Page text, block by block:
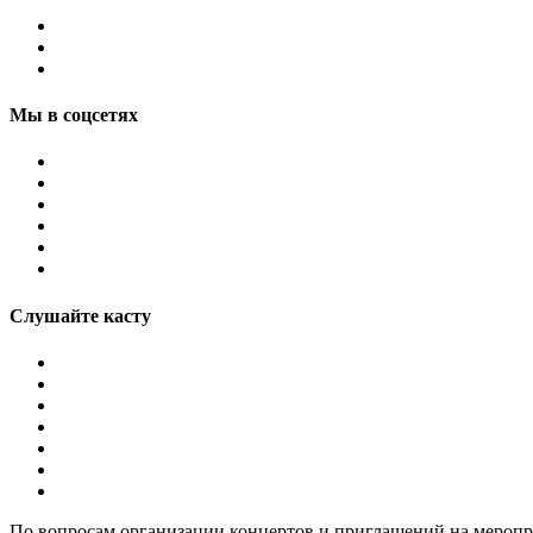
Мы в соцсетях
Слушайте касту